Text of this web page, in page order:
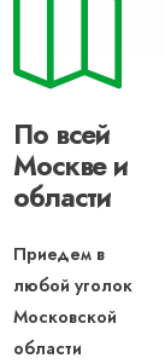
По всей
Москве и
области
Приедем в
любой уголок
Московской
области